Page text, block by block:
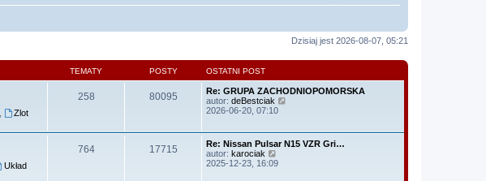
Dzisiaj jest 2026-08-07, 05:21
TEMATY POSTY OSTATNI POST
Zlot
258 80095
Re: GRUPA ZACHODNIOPOMORSKA
autor: deBestciak
i
e
2026-06-20, 07:10
Układ
764 17715
Re: Nissan Pulsar N15 VZR Gri…
autor: karociak
y
2025-12-23, 16:09